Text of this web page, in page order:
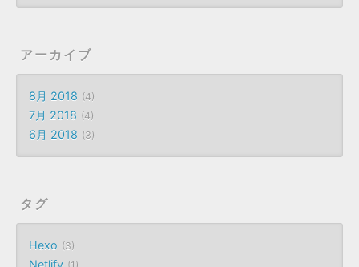
アーカイブ
8月 2018 4
7月 2018 4
6月 2018 3
タグ
Hexo 3
Netlify